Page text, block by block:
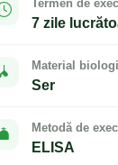
Termen de
7 zile
Material
Ser
Metodă de
ELISA